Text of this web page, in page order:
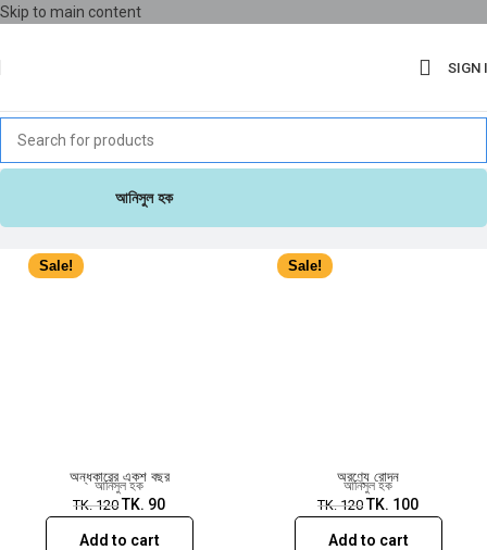
Skip to main content
SIGN
আনিসুল হক
Sale!
অন্ধকারের একশ বছর
আনিসুল হক
TK.120 TK. 90
Add to cart
Sale!
অরণ্যে রোদন
আনিসুল হক
TK.120 TK. 100
Add to cart